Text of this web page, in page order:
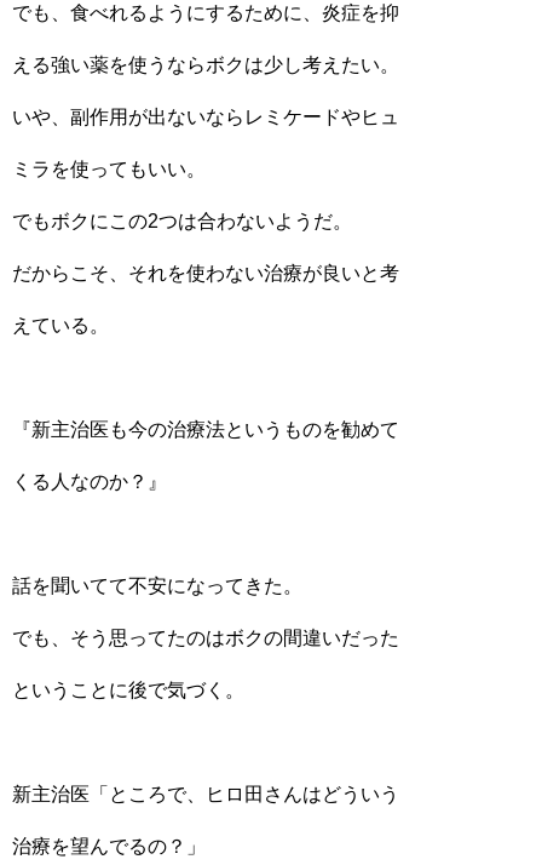
でも、食べれるようにするために、炎症を抑
える強い薬を使うならボクは少し考えたい。
いや、副作用が出ないならレミケードやヒュ
ミラを使ってもいい。
でもボクにこの2つは合わないようだ。
だからこそ、それを使わない治療が良いと考
えている。
『新主治医も今の治療法というものを勧めて
くる人なのか？』
話を聞いてて不安になってきた。
でも、そう思ってたのはボクの間違いだった
ということに後で気づく。
新主治医「ところで、ヒロ田さんはどういう
治療を望んでるの？」